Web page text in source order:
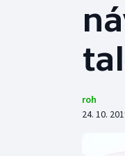
Tenis
Atletika
roh
24. 10.